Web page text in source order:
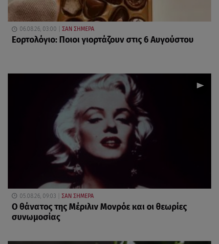
06.08.26, 03:00 ΣΑΝ ΣΗΜΕΡΑ
Εορτολόγιο: Ποιοι γιορτάζουν στις 6 Αυγούστου
05.08.26, 09:03 ΣΑΝ ΣΗΜΕΡΑ
O θάνατος της Μέριλιν Μονρόε και οι θεωρίες
συνωμοσίας